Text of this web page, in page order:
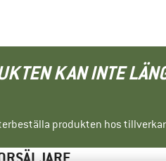
KAN INTE
produkten hos